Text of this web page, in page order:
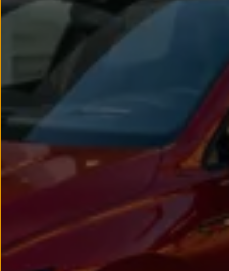
Sharan
Polo
Passat
t-roc-1
Asistencia en carretera